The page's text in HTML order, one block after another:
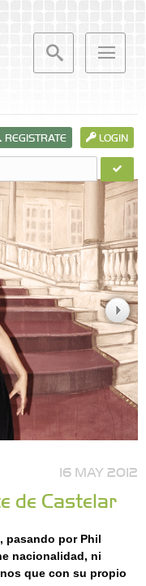
LOGIN
REGISTRATE
16 MAY 2012
de Castelar
pasando por Phil
nacionalidad, ni
que con su propio